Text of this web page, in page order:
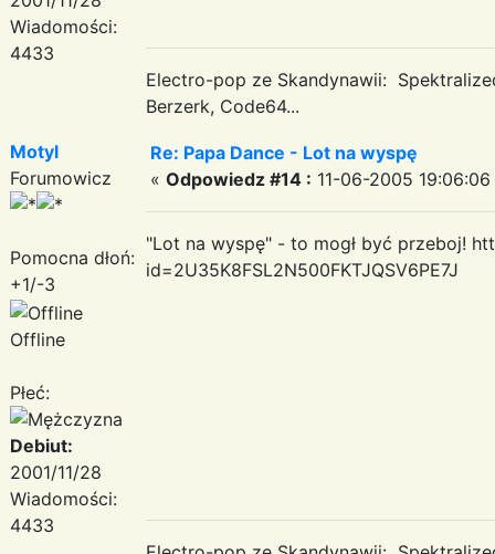
Wiadomości:
4433
Electro-pop ze Skandynawii:
Berzerk, Code64...
Motyl
Forumowicz
Pomocna dłoń:
+1/-3
Offline
Płeć:
Debiut:
2001/11/28
Wiadomości:
4433
Re: Papa Dance - Lot na wyspę
« Odpowiedz #14 : 11-06-2005 19:06:06
"Lot na wyspę" - to mogł być przeboj!
id=2U35K8FSL2N500FKTJQSV6PE7J